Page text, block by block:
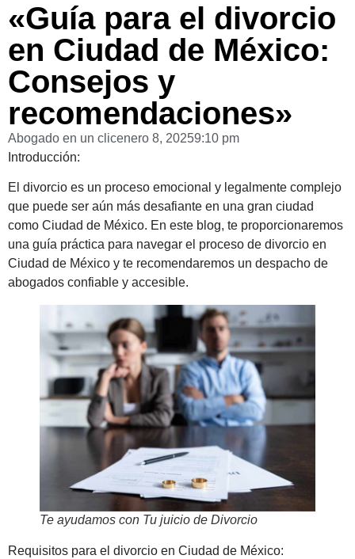
«Guía para el divorcio
en Ciudad de México:
Consejos y
recomendaciones»
Abogado en un clicenero 8, 20259:10 pm
Introducción:
El divorcio es un proceso emocional y legalmente complejo
que puede ser aún más desafiante en una gran ciudad
como Ciudad de México. En este blog, te proporcionaremos
una guía práctica para navegar el proceso de divorcio en
Ciudad de México y te recomendaremos un despacho de
abogados confiable y accesible.
Te ayudamos con Tu juicio de Divorcio
Requisitos para el divorcio en Ciudad de México: